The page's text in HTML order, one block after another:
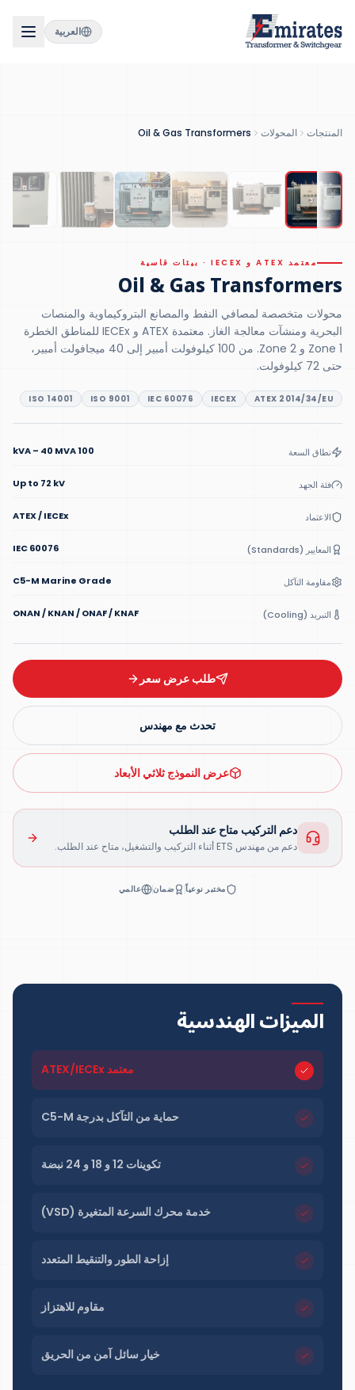
العربية
المنتجات المحولات Oil & Gas Transformers
معتمد ATEX و IECEX
14 wk
التسليم EXW
معتمد ATEX و IECEX · بيئات قاسية
Oil & Gas Transformers
محولات متخصصة لمصافي النفط والمصانع البتروكيماوية والمنصات
البحرية ومنشآت معالجة الغاز. معتمدة ATEX و IECEx للمناطق الخطرة
Zone 1 و Zone 2. من 100 كيلوفولت أمبير إلى 40 ميجافولت أمبير،
حتى 72 كيلوفولت.
ATEX 2014/34/EU
IECEX
IEC 60076
ISO 9001
ISO 14001
نطاق السعة 100 kVA – 40 MVA
فئة الجهد Up to 72 kV
الاعتماد ATEX / IECEx
المعايير (Standards) IEC 60076
مقاومة التآكل C5-M Marine Grade
التبريد (Cooling) ONAN / KNAN / ONAF / KNAF
طلب عرض سعر
تحدث مع مهندس
عرض النموذج ثلاثي الأبعاد
دعم التركيب متاح عند الطلب
دعم من مهندس ETS أثناء التركيب والتشغيل، متاح عند الطلب.
مختبر نوعياً ضمان عالمي
الميزات الهندسية
معتمد ATEX/IECEx
حماية من التآكل بدرجة C5-M
تكوينات 12 و 18 و 24 نبضة
خدمة محرك السرعة المتغيرة (VSD)
إزاحة الطور والتنقيط المتعدد
مقاوم للاهتزاز
خيار سائل آمن من الحريق